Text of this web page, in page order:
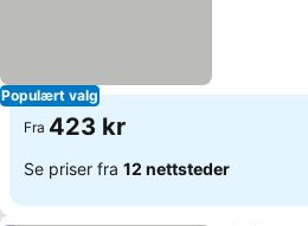
Populært valg
Fra 423 kr
Se priser fra 12 nettsteder